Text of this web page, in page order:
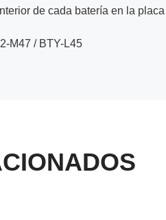
de cada batería en la
M47 / BTY-L45